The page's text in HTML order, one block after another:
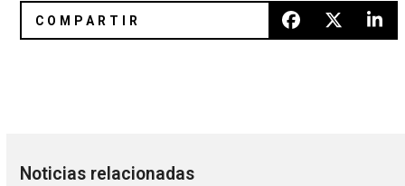
Noticias relacionadas